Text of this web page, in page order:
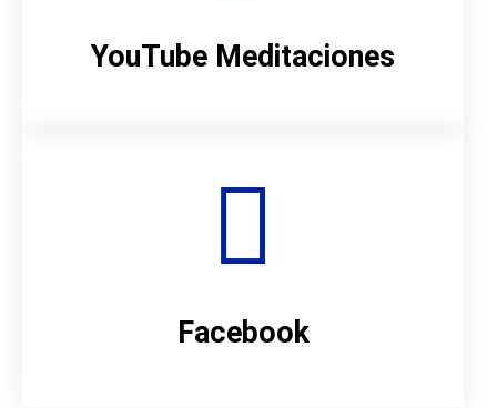
YouTube Meditaciones
Facebook